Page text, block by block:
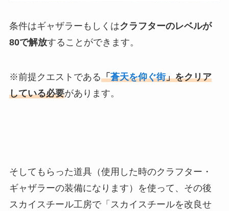
条件はギャザラーもしくはクラフターのレベルが
80で解放することができます。
※前提クエストである「蒼天を仰ぐ街」をクリア
している必要があります。
そしてもらった道具（使用した時のクラフター・
ギャザラーの装備になります）を使って、その後
スカイスチール工房で「スカイスチールを改良せ